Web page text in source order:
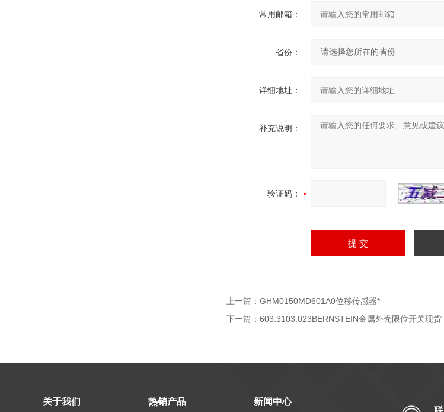
常用邮箱：
省份：
详细地址：
补充说明：
验证码：
上一篇： GHM0150MD601A0位移传感器*
下一篇： 603.3103.023BERNSTEIN金属外壳限位开关现货
关于我们 热销产品
新闻中心